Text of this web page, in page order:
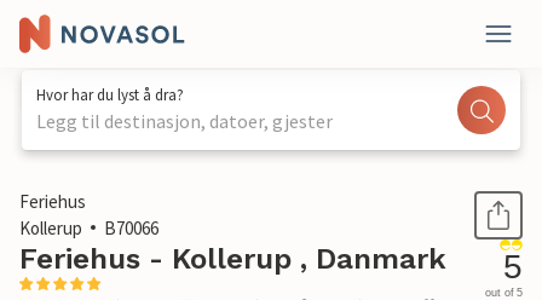
Hvor har du lyst å dra?
Legg til destinasjon, datoer, gjester
1 / 14
Feriehus
Kollerup
B70066
Feriehus - Kollerup , Danmark 5
out of 5